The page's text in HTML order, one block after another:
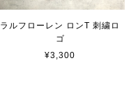
ラルフローレン ロンT 刺繍ロ
ゴ
¥3,300